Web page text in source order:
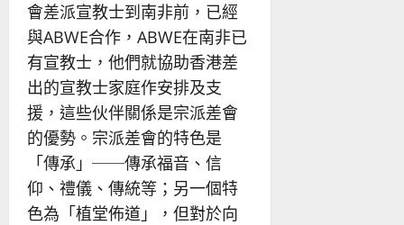
會差派宣教士到南非前，已經
與ABWE合作，ABWE在南非已
有宣教士，他們就協助香港差
出的宣教士家庭作安排及支
援，這些伙伴關係是宗派差會
的優勢。宗派差會的特色是
「傳承」──傳承福音、信
仰、禮儀、傳統等；另一個特
色為「植堂佈道」，但對於向